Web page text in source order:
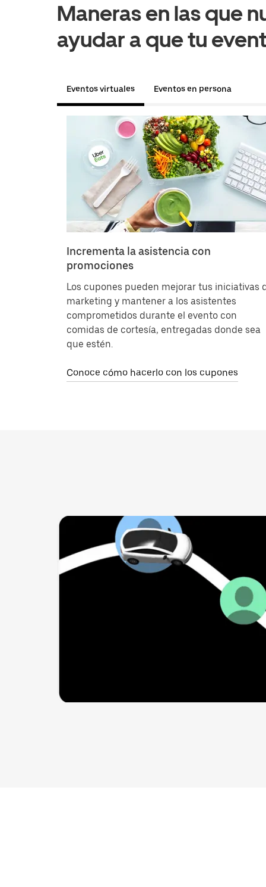
Maneras en las que
ayudar a que tu
Eventos virtuales Eventos en persona
Incrementa la asistencia con
promociones
Los cupones pueden mejorar tus iniciativas
marketing y mantener a los asistentes
comprometidos durante el evento con
comidas de cortesía, entregadas donde sea
que estén.
Conoce cómo hacerlo con los cupones